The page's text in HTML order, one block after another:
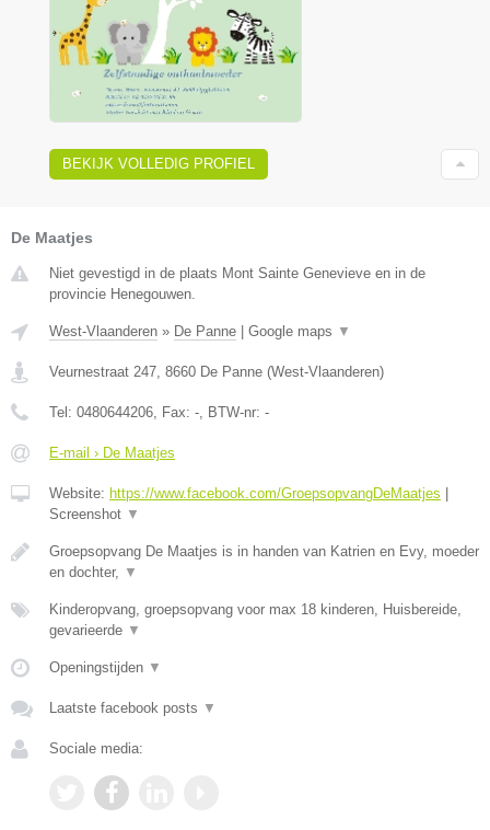
BEKIJK VOLLEDIG PROFIEL
De Maatjes
Niet gevestigd in de plaats Mont Sainte Genevieve en in de
provincie Henegouwen.
West-Vlaanderen » De Panne | Google maps ▼
Veurnestraat 247 8660 De Panne (West-Vlaanderen)
Tel: 0480644206 , Fax: - , BTW-nr: -
E-mail › De Maatjes
Website: https://www.facebook.com/GroepsopvangDeMaatjes |
Screenshot ▼
Groepsopvang De Maatjes is in handen van Katrien en Evy, moeder
en dochter,
▼
Kinderopvang, groepsopvang voor max 18 kinderen, Huisbereide,
gevarieerde ▼
Openingstijden ▼
Laatste facebook posts ▼
Sociale media: